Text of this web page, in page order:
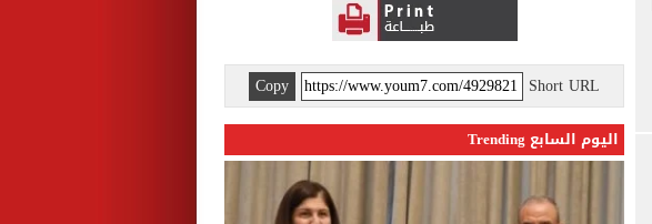
Short URL
Copy
اليوم السابع Trending